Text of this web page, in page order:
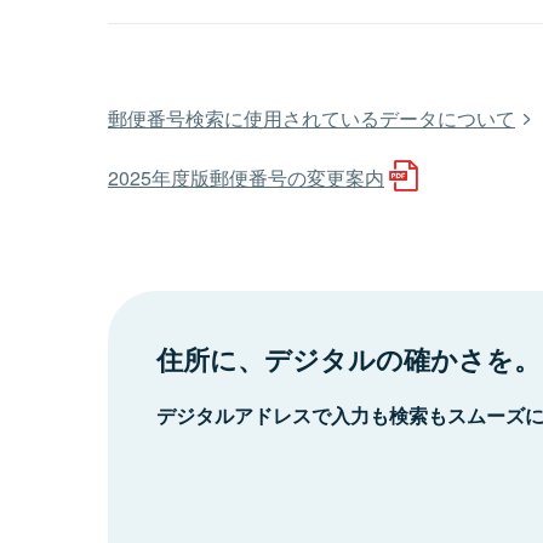
郵便番号検索に使用されているデータについて
2025年度版郵便番号の変更案内
住所に、デジタルの確かさを。
デジタルアドレスで入力も検索もスムーズ